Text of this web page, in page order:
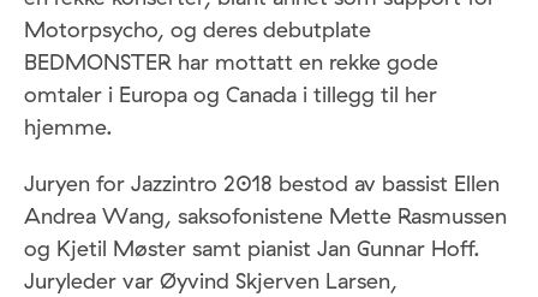
Motorpsycho, og deres debutplate
BEDMONSTER har mottatt en rekke gode
omtaler i Europa og Canada i tillegg til her
hjemme.
Juryen for Jazzintro 2018 bestod av bassist Ellen
Andrea Wang, saksofonistene Mette Rasmussen
og Kjetil Møster samt pianist Jan Gunnar Hoff.
Juryleder var Øyvind Skjerven Larsen,